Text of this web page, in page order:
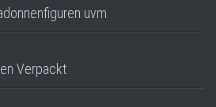
uvm.
Verpackt